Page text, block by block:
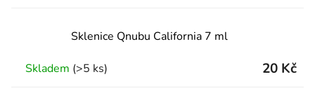
Sklenice Qnubu California 7 ml
Skladem (>5 ks) 20 Kč